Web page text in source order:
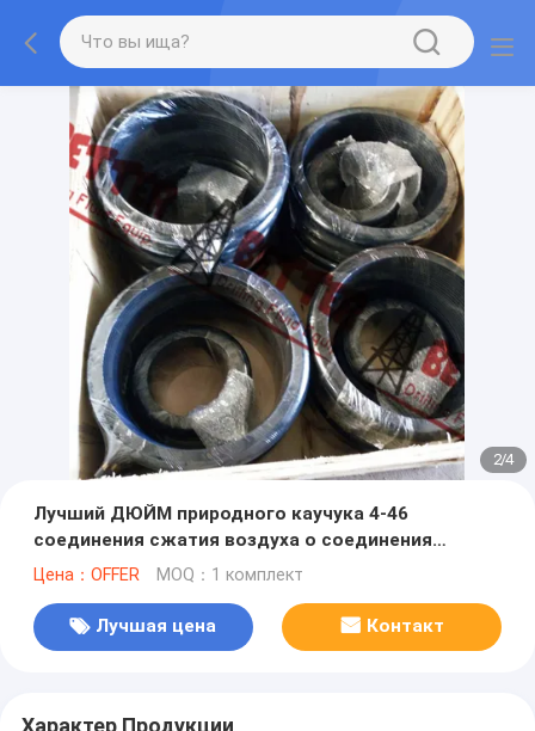
2/4
Лучший ДЮЙМ природного каучука 4-46
соединения сжатия воздуха о соединения
месторождения нефти соединения покрышки
рукава
Цена：OFFER MOQ：1 комплект
Лучшая цена Контакт
Характер Продукции